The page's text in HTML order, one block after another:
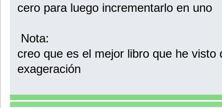
cero para luego incrementarlo en uno
Nota:
creo que es el mejor libro que he visto
exageración